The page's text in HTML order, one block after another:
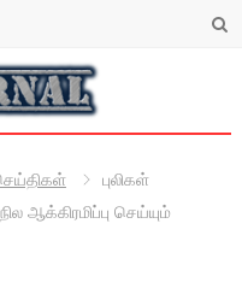
புலிகள்
ஆக்கிரமிப்பு செய்யும்